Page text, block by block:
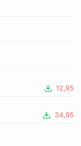
141
Het pand waarin dit
12,95
34,95